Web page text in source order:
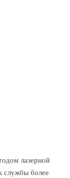
лазерной
службы более